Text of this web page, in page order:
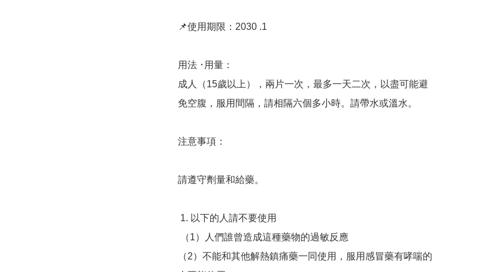
📌使用期限：2030 .1
用法 ･用量：
成人（15歲以上），兩片一次，最多一天二次，以盡可能避
免空腹，服用間隔，請相隔六個多小時。請帶水或溫水。
注意事項：
請遵守劑量和給藥。
（2）不能和其他解熱鎮痛藥一同使用，服用感冒藥有哮喘的